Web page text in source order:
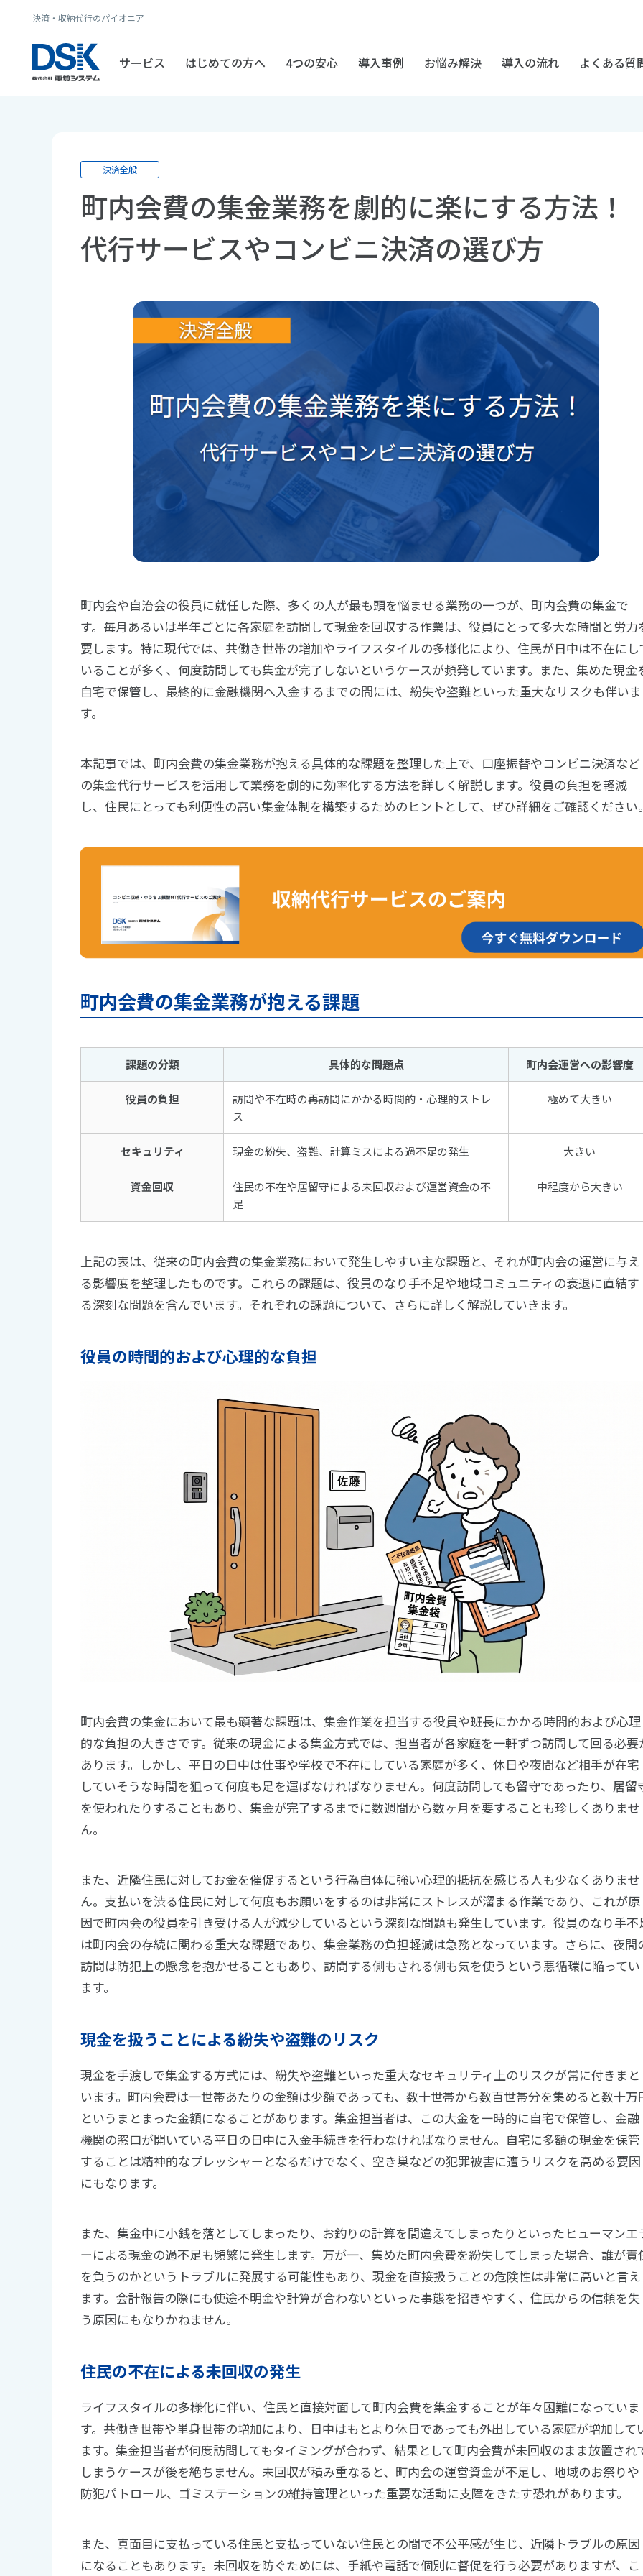
決済・収納代行のパイオニア
サービス はじめての方へ 4つの安心 導入事例 お悩み解決 導入の流れ よくある質
決済全般
町内会費の集金業務を劇的に楽にする方法！
代行サービスやコンビニ決済の選び方
町内会や自治会の役員に就任した際、多くの人が最も頭を悩ませる業務の一つが、町内会費の集金で
す。毎月あるいは半年ごとに各家庭を訪問して現金を回収する作業は、役員にとって多大な時間と労力
要します。特に現代では、共働き世帯の増加やライフスタイルの多様化により、住民が日中は不在にし
いることが多く、何度訪問しても集金が完了しないというケースが頻発しています。また、集めた現金
自宅で保管し、最終的に金融機関へ入金するまでの間には、紛失や盗難といった重大なリスクも伴いま
す。
本記事では、町内会費の集金業務が抱える具体的な課題を整理した上で、口座振替やコンビニ決済など
の集金代行サービスを活用して業務を劇的に効率化する方法を詳しく解説します。役員の負担を軽減
し、住民にとっても利便性の高い集金体制を構築するためのヒントとして、ぜひ詳細をご確認ください。
町内会費の集金業務が抱える課題
課題の分類 具体的な問題点 町内会運営への影響度
役員の負担
訪問や不在時の再訪問にかかる時間的・心理的ストレ
ス
極めて大きい
セキュリティ 現金の紛失、盗難、計算ミスによる過不足の発生 大きい
資金回収
住民の不在や居留守による未回収および運営資金の不
足
中程度から大きい
上記の表は、従来の町内会費の集金業務において発生しやすい主な課題と、それが町内会の運営に与え
る影響度を整理したものです。これらの課題は、役員のなり手不足や地域コミュニティの衰退に直結す
る深刻な問題を含んでいます。それぞれの課題について、さらに詳しく解説していきます。
役員の時間的および心理的な負担
町内会費の集金において最も顕著な課題は、集金作業を担当する役員や班長にかかる時間的および心理
的な負担の大きさです。従来の現金による集金方式では、担当者が各家庭を一軒ずつ訪問して回る必要
あります。しかし、平日の日中は仕事や学校で不在にしている家庭が多く、休日や夜間など相手が在宅
していそうな時間を狙って何度も足を運ばなければなりません。何度訪問しても留守であったり、居留
を使われたりすることもあり、集金が完了するまでに数週間から数ヶ月を要することも珍しくありませ
ん。
また、近隣住民に対してお金を催促するという行為自体に強い心理的抵抗を感じる人も少なくありませ
ん。支払いを渋る住民に対して何度もお願いをするのは非常にストレスが溜まる作業であり、これが原
因で町内会の役員を引き受ける人が減少しているという深刻な問題も発生しています。役員のなり手不
は町内会の存続に関わる重大な課題であり、集金業務の負担軽減は急務となっています。さらに、夜間
訪問は防犯上の懸念を抱かせることもあり、訪問する側もされる側も気を使うという悪循環に陥ってい
ます。
現金を扱うことによる紛失や盗難のリスク
現金を手渡しで集金する方式には、紛失や盗難といった重大なセキュリティ上のリスクが常に付きまと
います。町内会費は一世帯あたりの金額は少額であっても、数十世帯から数百世帯分を集めると数十万
というまとまった金額になることがあります。集金担当者は、この大金を一時的に自宅で保管し、金融
機関の窓口が開いている平日の日中に入金手続きを行わなければなりません。自宅に多額の現金を保管
することは精神的なプレッシャーとなるだけでなく、空き巣などの犯罪被害に遭うリスクを高める要因
にもなります。
また、集金中に小銭を落としてしまったり、お釣りの計算を間違えてしまったりといったヒューマンエ
ーによる現金の過不足も頻繁に発生します。万が一、集めた町内会費を紛失してしまった場合、誰が責
を負うのかというトラブルに発展する可能性もあり、現金を直接扱うことの危険性は非常に高いと言え
ます。会計報告の際にも使途不明金や計算が合わないといった事態を招きやすく、住民からの信頼を失
う原因にもなりかねません。
住民の不在による未回収の発生
ライフスタイルの多様化に伴い、住民と直接対面して町内会費を集金することが年々困難になっていま
す。共働き世帯や単身世帯の増加により、日中はもとより休日であっても外出している家庭が増加して
ます。集金担当者が何度訪問してもタイミングが合わず、結果として町内会費が未回収のまま放置され
しまうケースが後を絶ちません。未回収が積み重なると、町内会の運営資金が不足し、地域のお祭りや
防犯パトロール、ゴミステーションの維持管理といった重要な活動に支障をきたす恐れがあります。
また、真面目に支払っている住民と支払っていない住民との間で不公平感が生じ、近隣トラブルの原因
になることもあります。未回収を防ぐためには、手紙や電話で個別に督促を行う必要がありますが、こ